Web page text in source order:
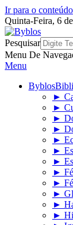
Ir para o conteúdo
Quinta-Feira, 6
Byblos
Pesquisar
Menu De
Menu
Byblos
►
►
►
►
►
►
►
►
►
►
►
►